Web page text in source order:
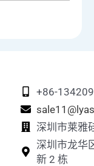
+86-
深圳市莱雅
深圳市龙华
新 2 栋